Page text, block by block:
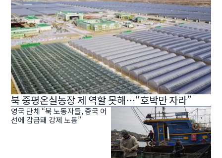
북 중평온실농장 제 역할 못해…“호박만 자라”
영국 단체 “북 노동자들, 중국 어
선에 감금돼 강제 노동”